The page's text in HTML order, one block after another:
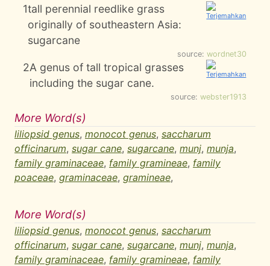
1tall perennial reedlike grass
originally of southeastern Asia:
sugarcane
source: wordnet30
2A genus of tall tropical grasses
including the sugar cane.
source: webster1913
More Word(s)
liliopsid genus, monocot genus, saccharum
officinarum, sugar cane, sugarcane, munj, munja,
family graminaceae, family gramineae, family
poaceae, graminaceae, gramineae,
More Word(s)
liliopsid genus, monocot genus, saccharum
officinarum, sugar cane, sugarcane, munj, munja,
family graminaceae, family gramineae, family